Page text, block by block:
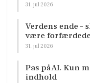
31. jul 2026
Verdens ende
være
31. jul 2026
Pas på AI. Kun
indhold